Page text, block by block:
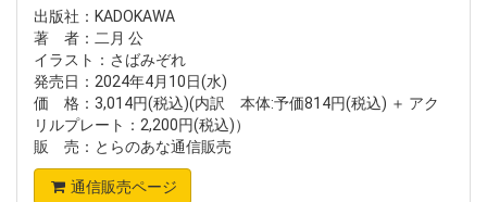
出版社：KADOKAWA
著 者：二月 公
イラスト：さばみぞれ
発売日：2024年4月10日(水)
価 格：3,014円(税込)(内訳 本体:予価814円(税込) ＋ アク
リルプレート：2,200円(税込)）
販 売：とらのあな通信販売
通信販売ページ